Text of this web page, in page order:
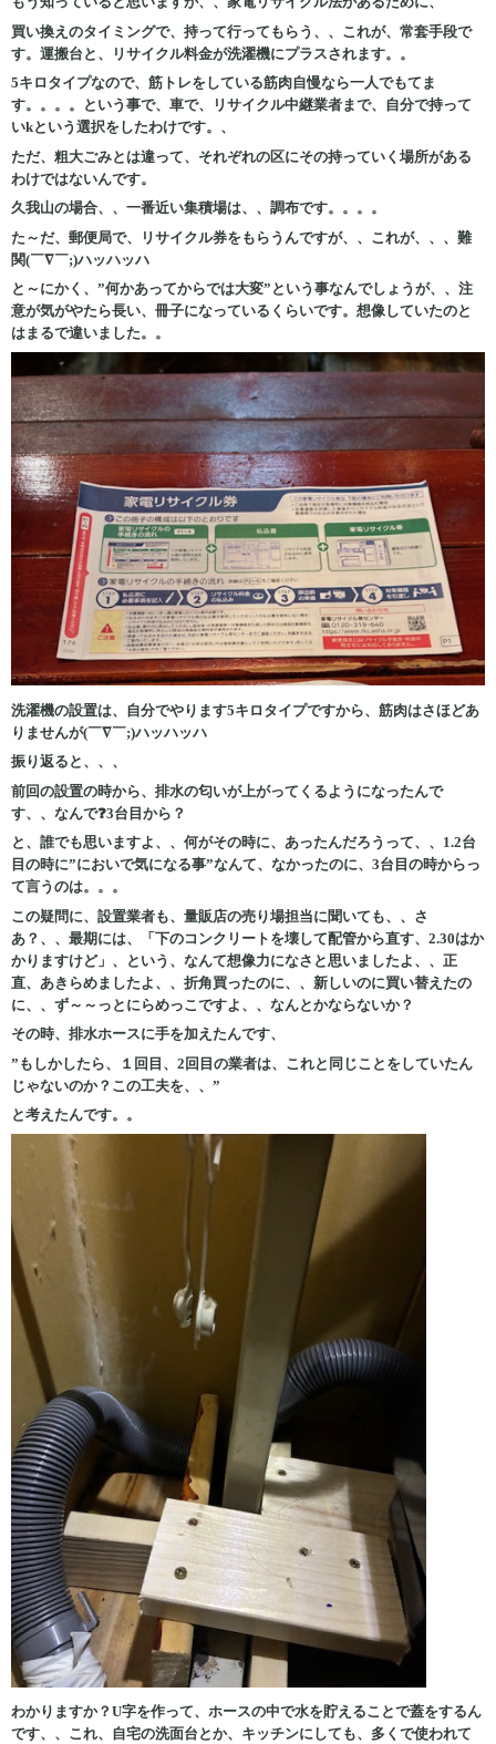
買い換えのタイミングで、持って行ってもらう、、これが、常套手段で
す。運搬台と、リサイクル料金が洗濯機にプラスされます。。
5キロタイプなので、筋トレをしている筋肉自慢なら一人でもてま
す。。。。という事で、車で、リサイクル中継業者まで、自分で持って
いkという選択をしたわけです。、
ただ、粗大ごみとは違って、それぞれの区にその持っていく場所がある
わけではないんです。
久我山の場合、、一番近い集積場は、、調布です。。。。
た～だ、郵便局で、リサイクル券をもらうんですが、、これが、、、難
関(￣∇￣;)ハッハッハ
と～にかく、”何かあってからでは大変”という事なんでしょうが、、注
意が気がやたら長い、冊子になっているくらいです。想像していたのと
はまるで違いました。。
洗濯機の設置は、自分でやります5キロタイプですから、筋肉はさほどあ
りませんが(￣∇￣;)ハッハッハ
振り返ると、、、
前回の設置の時から、排水の匂いが上がってくるようになったんで
す、、なんで❓3台目から？
と、誰でも思いますよ、、何がその時に、あったんだろうって、、1.2台
目の時に”においで気になる事”なんて、なかったのに、3台目の時からっ
て言うのは。。。
この疑問に、設置業者も、量販店の売り場担当に聞いても、、さ
あ？、、最期には、「下のコンクリートを壊して配管から直す、2.30はか
かりますけど」、という、なんて想像力になさと思いましたよ、、正
直、あきらめましたよ、、折角買ったのに、、新しいのに買い替えたの
に、、ず～～っとにらめっこですよ、、なんとかならないか？
その時、排水ホースに手を加えたんです、
”もしかしたら、１回目、2回目の業者は、これと同じことをしていたん
じゃないのか？この工夫を、、”
と考えたんです。。
わかりますか？U字を作って、ホースの中で水を貯えることで蓋をするん
です、、これ、自宅の洗面台とか、キッチンにしても、多くで使われて